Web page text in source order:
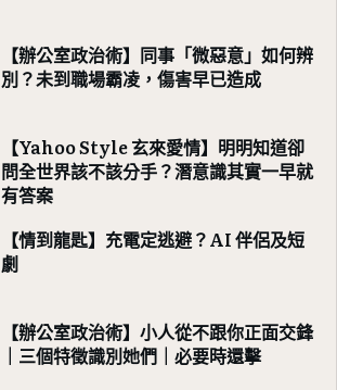
【辦公室政治術】同事「微惡意」如何辨
別？未到職場霸凌，傷害早已造成
【Yahoo Style 玄來愛情】明明知道卻
問全世界該不該分手？潛意識其實一早就
有答案
【情到龍匙】充電定逃避？AI 伴侶及短
劇
【辦公室政治術】小人從不跟你正面交鋒
｜三個特徵識別她們｜必要時還擊